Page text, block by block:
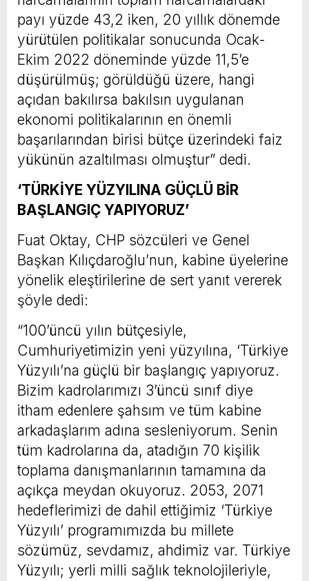
payı yüzde 43,2 iken, 20 yıllık dönemde
yürütülen politikalar sonucunda Ocak-
Ekim 2022 döneminde yüzde 11,5’e
düşürülmüş; görüldüğü üzere, hangi
açıdan bakılırsa bakılsın uygulanan
ekonomi politikalarının en önemli
başarılarından birisi bütçe üzerindeki faiz
yükünün azaltılması olmuştur” dedi.
‘TÜRKİYE YÜZYILINA GÜÇLÜ BİR
BAŞLANGIÇ YAPIYORUZ’
Fuat Oktay, CHP sözcüleri ve Genel
Başkan Kılıçdaroğlu’nun, kabine üyelerine
yönelik eleştirilerine de sert yanıt vererek
şöyle dedi:
“100’üncü yılın bütçesiyle,
Cumhuriyetimizin yeni yüzyılına, ‘Türkiye
Yüzyılı’na güçlü bir başlangıç yapıyoruz.
Bizim kadrolarımızı 3’üncü sınıf diye
itham edenlere şahsım ve tüm kabine
arkadaşlarım adına sesleniyorum. Senin
tüm kadrolarına da, atadığın 70 kişilik
toplama danışmanlarının tamamına da
açıkça meydan okuyoruz. 2053, 2071
hedeflerimizi de dahil ettiğimiz ‘Türkiye
Yüzyılı’ programımızda bu millete
sözümüz, sevdamız, ahdimiz var. Türkiye
Yüzyılı; yerli milli sağlık teknolojileriyle,